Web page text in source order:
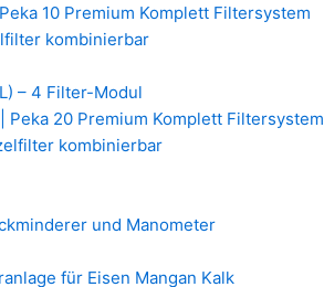
10 Premium Komplett Filtersystem
kombinierbar
– 4 Filter-Modul
Peka 20 Premium Komplett Filtersystem
kombinierbar
und Manometer
für Eisen Mangan Kalk